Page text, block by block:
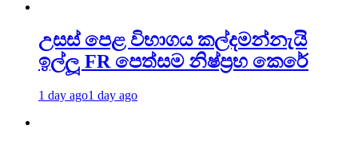
උසස් පෙළ විභාගය කල්දමන්නැයි
ඉල්ලූ FR පෙත්සම නිෂ්ප්‍රභ කෙරේ
1 day ago1 day ago